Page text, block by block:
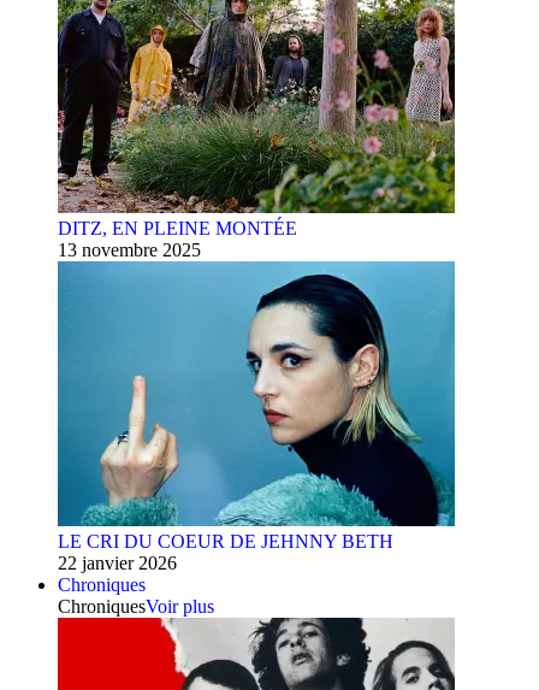
DITZ, EN PLEINE MONTÉE
13 novembre 2025
LE CRI DU COEUR DE JEHNNY BETH
22 janvier 2026
Chroniques
ChroniquesVoir plus